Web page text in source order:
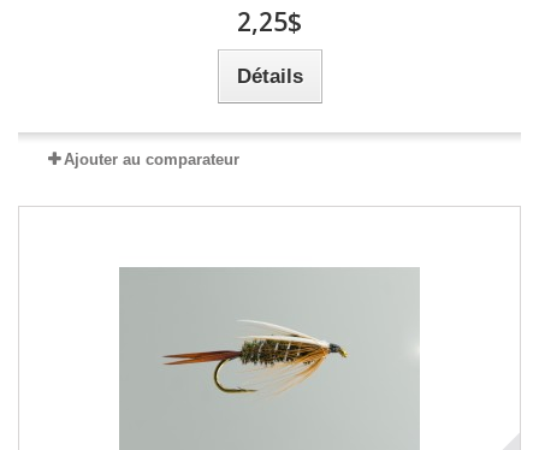
2,25$
Détails
Ajouter au comparateur